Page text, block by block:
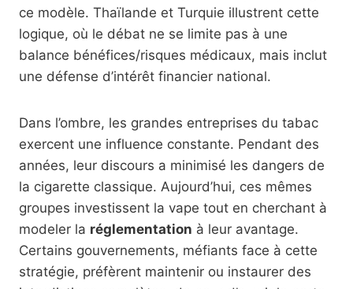
ce modèle. Thaïlande et Turquie illustrent cette
logique, où le débat ne se limite pas à une
balance bénéfices/risques médicaux, mais inclut
une défense d’intérêt financier national.
Dans l’ombre, les grandes entreprises du tabac
exercent une influence constante. Pendant des
années, leur discours a minimisé les dangers de
la cigarette classique. Aujourd’hui, ces mêmes
groupes investissent la vape tout en cherchant à
modeler la réglementation à leur avantage.
Certains gouvernements, méfiants face à cette
stratégie, préfèrent maintenir ou instaurer des